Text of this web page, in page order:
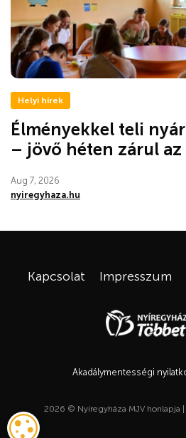
Helyi hírek
Élményekkel teli
– jövő héten zárul
Aug 7, 2026
nyiregyhaza.hu
Kapcsolat Impresszum
Akadálymentességi
2026 © Nyíregyháza MJV honlapja